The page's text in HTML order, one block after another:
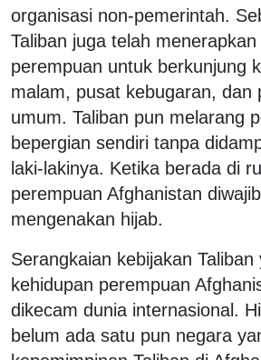
organisasi non-pemerintah.
Taliban juga telah
perempuan untuk berkunjung
malam, pusat kebugaran, dan
umum. Taliban pun melarang
bepergian sendiri tanpa
laki-lakinya. Ketika berada di
perempuan Afghanistan
mengenakan hijab.
Serangkaian kebijakan Taliban
kehidupan perempuan
dikecam dunia internasional.
belum ada satu pun negara